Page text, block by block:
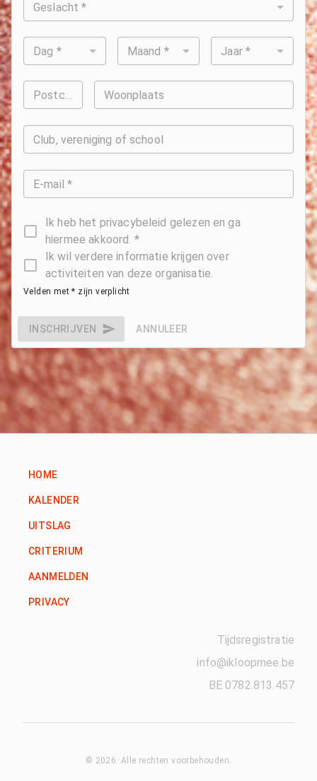
Geslacht *
Dag * Maand * Jaar *
Postcode Woonplaats
Club, vereniging of school
E-mail *
Ik heb het privacybeleid gelezen en ga
hiermee akkoord. *
Ik wil verdere informatie krijgen over
activiteiten van deze organisatie.
Velden met * zijn verplicht
INSCHRIJVEN ANNULEER
HOME
KALENDER
UITSLAG
CRITERIUM
AANMELDEN
PRIVACY
Tijdsregistratie
info@ikloopmee.be
BE 0782.813.457
© 2026. Alle rechten voorbehouden.